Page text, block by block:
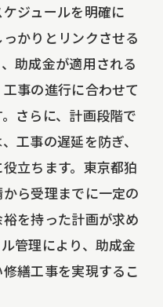
ジュールを明確に
かりとリンクさせる
助成金が適用される
事の進行に合わせて
さらに、計画段階で
工事の遅延を防ぎ、
立ちます。東京都狛
ら受理までに一定の
を持った計画が求め
管理により、助成金
繕工事を実現するこ